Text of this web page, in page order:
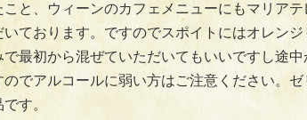
と、ウィーンのカフェメニューにもマリア
ております。ですのでスポイトにはオレン
最初から混ぜていただいてもいいですし途
でアルコールに弱い方はご注意ください。
す。